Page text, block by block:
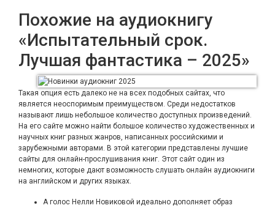
Похожие на аудиокнигу
«Испытательный срок.
Лучшая фантастика – 2025»
Такая опция есть далеко не на всех подобных сайтах, что
является неоспоримым преимуществом. Среди недостатков
называют лишь небольшое количество доступных произведений.
На его сайте можно найти большое количество художественных и
научных книг разных жанров, написанных российскими и
зарубежными авторами. В этой категории представлены лучшие
сайты для онлайн-прослушивания книг. Этот сайт один из
немногих, которые дают возможность слушать онлайн аудиокниги
на английском и других языках.
А голос Нелли Новиковой идеально дополняет образ